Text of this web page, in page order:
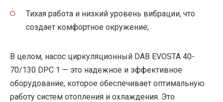
Тихая работа и низкий уровень вибрации, что
создает комфортное окружение;
В целом, насос циркуляционный DAB EVOSTA 40-
70/130 DPC 1 — это надежное и эффективное
оборудование, которое обеспечивает оптимальную
работу систем отопления и охлаждения. Это